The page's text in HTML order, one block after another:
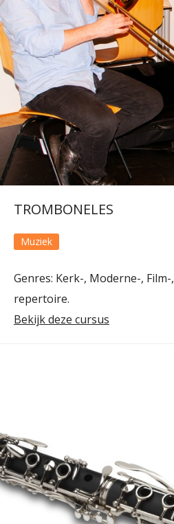
TROMBONELES
Muziek
Genres: Kerk-, Moderne-,
repertoire.
Bekijk deze cursus